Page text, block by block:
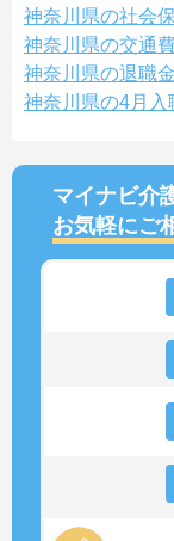
神奈川県の社会
神奈川県の交通
神奈川県の退職
神奈川県の4月入
マイナビ介
お気軽にご